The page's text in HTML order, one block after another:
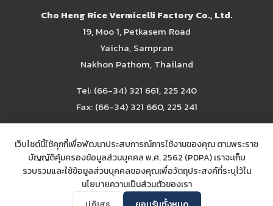
Cho Heng Rice Vermicelli Factory Co., Ltd.
19, Moo 1, Petkasem Road
Yaicha, Sampran
Nakhon Pathom, Thailand
Tel: (66-34) 321 661, 225 240
Fax: (66-34) 321 660, 225 241
เว็บไซต์นี้ใช้คุกกี้เพื่อพัฒนาประสบการณ์การใช้งานของคุณ ตามพระราช
บัญญัติคุ้มครองข้อมูลส่วนบุคคล พ.ศ. 2562 (PDPA) เราจะเก็บ
รวบรวมและใช้ข้อมูลส่วนบุคคลของคุณเพื่อวัตถุประสงค์ที่ระบุไว้ใน
นโยบายความเป็นส่วนตัวของเรา